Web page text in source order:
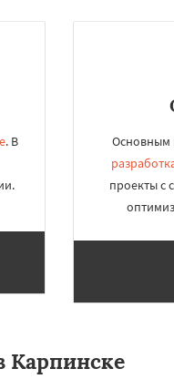
. В
Основным
проекты с
Карпинске